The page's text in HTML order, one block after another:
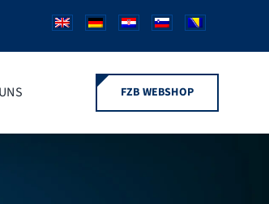
FZB WEBSHOP